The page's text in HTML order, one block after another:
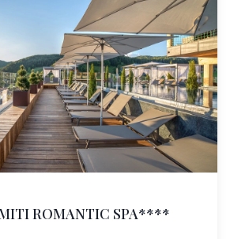
ROMANTIC SPA****